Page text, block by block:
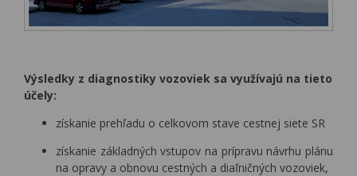
Výsledky z diagnostiky vozoviek sa využívajú na tieto
účely:
získanie prehľadu o celkovom stave cestnej siete SR
získanie základných vstupov na prípravu návrhu plánu
na opravy a obnovu cestných a diaľničných vozoviek,